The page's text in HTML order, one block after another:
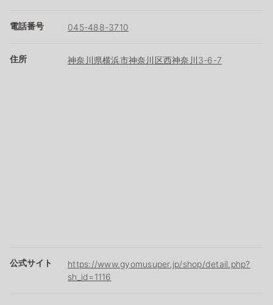
電話番号 045-488-3710
住所 神奈川県横浜市神奈川区西神奈川3-6-7
公式サイト
https://www.gyomusuper.jp/shop/detail.php?
sh_id=1116